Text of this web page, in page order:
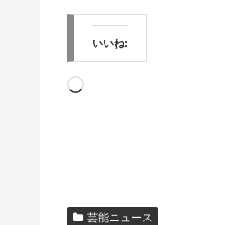
いいね:
読
中…
芸能ニュース